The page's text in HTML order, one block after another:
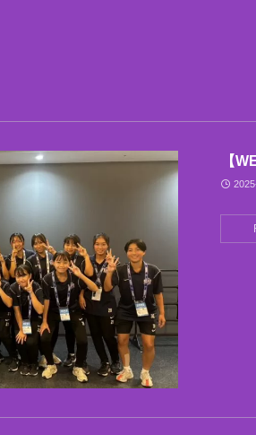
【